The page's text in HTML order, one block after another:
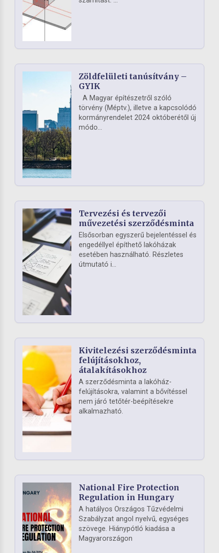
Zöldfelületi tanúsítvány –
GYIK
A Magyar építészetről szóló
törvény (Méptv.), illetve a kapcsolódó
kormányrendelet 2024 októberétől új
módo...
Tervezési és tervezői
művezetési szerződésminta
Elsősorban egyszerű bejelentéssel és
engedéllyel építhető lakóházak
esetében használható. Részletes
útmutató i...
Kivitelezési szerződésminta
felújításokhoz,
átalakításokhoz
A szerződésminta a lakóház-
felújításokra, valamint a bővítéssel
nem járó tetőtér-beépítésekre
alkalmazható.
National Fire Protection
Regulation in Hungary
A hatályos Országos Tűzvédelmi
Szabályzat angol nyelvű, egységes
szövege. Hiánypótló kiadása a
Magyarországon